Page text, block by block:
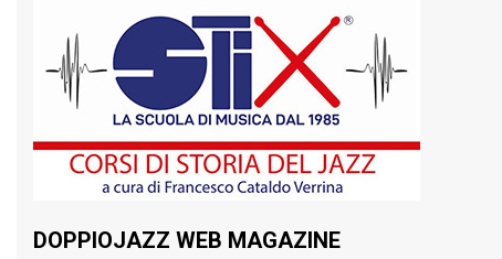
DOPPIOJAZZ WEB MAGAZINE